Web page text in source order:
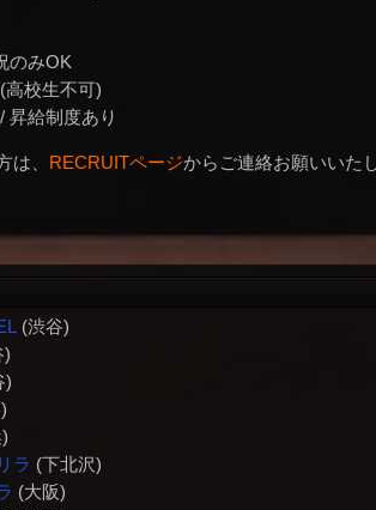
のみOK
高校生不可)
昇給制度あり
は、 RECRUITページからご連絡お願いいた
(渋谷)
)
)
ラ (下北沢)
(大阪)